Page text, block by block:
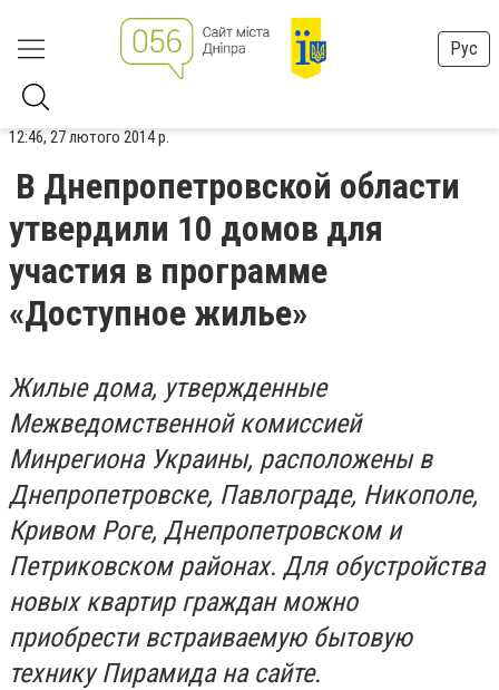
Рус
12:46, 27 лютого 2014 р.
В Днепропетровской области
утвердили 10 домов для
участия в программе
«Доступное жилье»
Жилые дома, утвержденные
Межведомственной комиссией
Минрегиона Украины, расположены в
Днепропетровске, Павлограде, Никополе,
Кривом Роге, Днепропетровском и
Петриковском районах. Для обустройства
новых квартир граждан можно
приобрести встраиваемую бытовую
технику Пирамида на сайте.